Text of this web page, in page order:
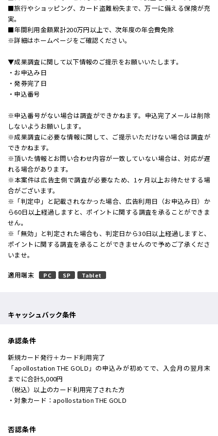
■旅行やショッピング、カード盗難紛失まで、万一に備える保険が充
実。
■年間利用金額累計200万円以上で、次年度の年会費免除
※詳細はホームページをご確認ください。
▼成果調査に関して以下情報のご提示をお願いいたします。
・お申込み日
・発券完了日
・申込番号
※申込番号がない場合は調査ができかねます。申込完了メールは削除
しないようお願いします。
※成果調査に必要な情報に関して、ご提示いただけない場合は調査が
できかねます。
※頂いた情報とお問い合わせ内容が一致していない場合は、対応が遅
れる場合があります。
※本案件は広告主側で調査が必要なため、1ヶ月以上お待たせする場
合がございます。
※「判定中」と記載されなかった場合、広告利用日（お申込み日）か
ら60日以上経過しますと、ポイントに関する調査を承ることができま
せん。
※「無効」と判定された場合も、判定日から30日以上経過しますと、
ポイントに関する調査を承ることができませんので予めご了承くださ
いませ。
適用端末 PC SP Tablet
キャッシュバック条件
承認条件
新規カード発行＋カード利用完了
「apollostation THE GOLD」の申込みが初めてで、入会月の翌月末
までに合計5,000円
（税込）以上のカード利用完了された方
・対象カード：apollostation THE GOLD
否認条件